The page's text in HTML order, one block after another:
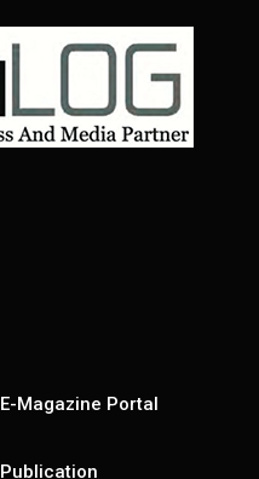
E-Magazine Portal
Publication